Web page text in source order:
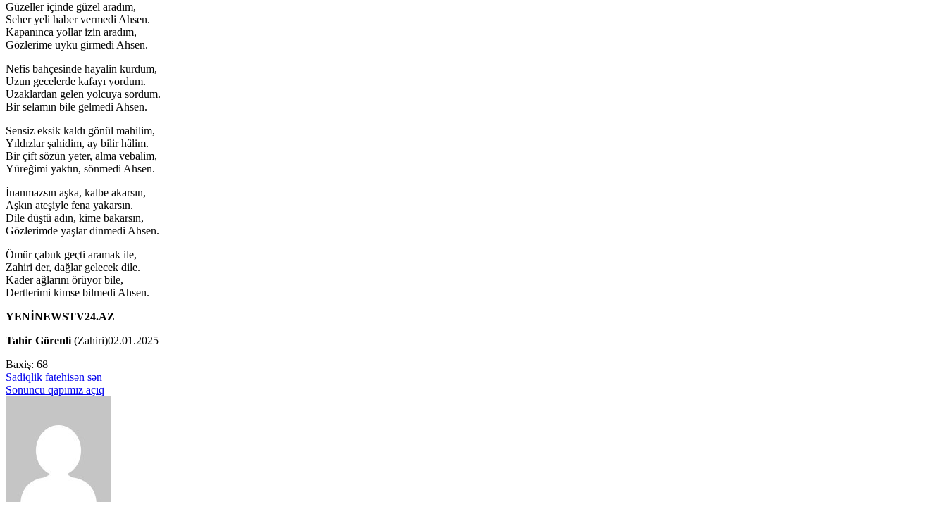
Güzeller içinde güzel aradım,
Seher yeli haber vermedi Ahsen.
Kapanınca yollar izin aradım,
Gözlerime uyku girmedi Ahsen.
Nefis bahçesinde hayalin kurdum,
Uzun gecelerde kafayı yordum.
Uzaklardan gelen yolcuya sordum.
Bir selamın bile gelmedi Ahsen.
Sensiz eksik kaldı gönül mahilim,
Yıldızlar şahidim, ay bilir hâlim.
Bir çift sözün yeter, alma vebalim,
Yüreğimi yaktın, sönmedi Ahsen.
İnanmazsın aşka, kalbe akarsın,
Aşkın ateşiyle fena yakarsın.
Dile düştü adın, kime bakarsın,
Gözlerimde yaşlar dinmedi Ahsen.
Ömür çabuk geçti aramak ile,
Zahiri der, dağlar gelecek dile.
Kader ağlarını örüyor bile,
Dertlerimi kimse bilmedi Ahsen.
YENİNEWSTV24.AZ
Tahir Görenli (Zahiri)02.01.2025
Baxiş: 68
Yazı
naviqasiyası
Sadiqlik fatehisən sən
Sonuncu qapımız açıq